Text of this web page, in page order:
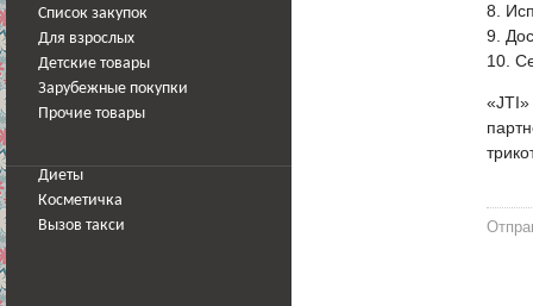
Список закупок
Для взрослых
Детские товары
Зарубежные покупки
Прочие товары
Диеты
Косметичка
Вызов такси
8.
9.
10.